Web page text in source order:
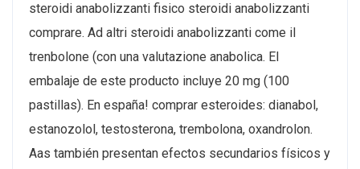
steroidi anabolizzanti fisico steroidi anabolizzanti
comprare. Ad altri steroidi anabolizzanti come il
trenbolone (con una valutazione anabolica. El
embalaje de este producto incluye 20 mg (100
pastillas). En españa! comprar esteroides: dianabol,
estanozolol, testosterona, trembolona, oxandrolon.
Aas también presentan efectos secundarios físicos y